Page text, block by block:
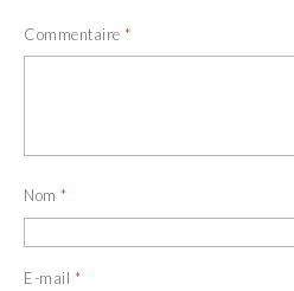
Commentaire *
Nom *
E-mail *